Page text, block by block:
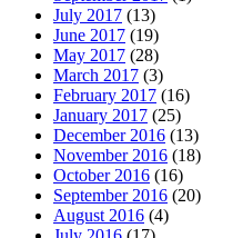
July 2017 (13)
June 2017 (19)
May 2017 (28)
March 2017 (3)
February 2017 (16)
January 2017 (25)
December 2016 (13)
November 2016 (18)
October 2016 (16)
September 2016 (20)
August 2016 (4)